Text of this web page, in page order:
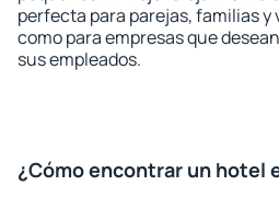
perfecta para parejas, familias y
como para empresas que
sus empleados.
¿Cómo encontrar un hotel